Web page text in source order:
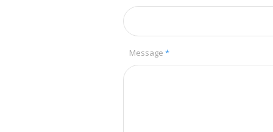
Message*